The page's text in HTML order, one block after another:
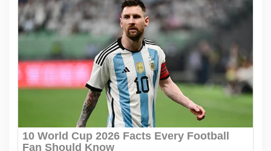
i
p
o
s